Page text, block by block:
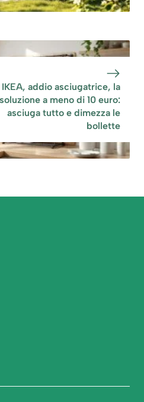
IKEA, addio asciugatrice, la
soluzione a meno di 10 euro:
asciuga tutto e dimezza le
bollette